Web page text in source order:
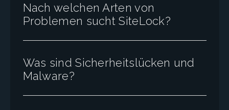
Nach welchen Arten von
Problemen sucht SiteLock?
Was sind Sicherheitslücken und
Malware?